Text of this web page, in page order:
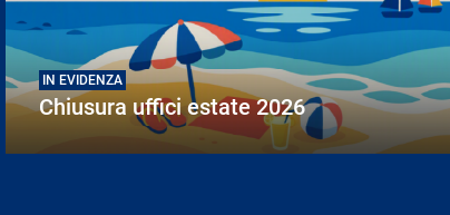
IN EVIDENZA
Chiusura uffici estate 2026